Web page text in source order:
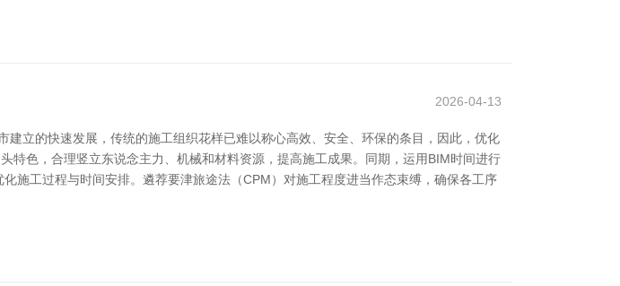
2026-04-13
立的快速发展，传统的施工组织花样已难以称心高效、安全、环保的条目，因此，优化
色，合理竖立东说念主力、机械和材料资源，提高施工成果。同期，运用BIM时间进行
施工过程与时间安排。遴荐要津旅途法（CPM）对施工程度进当作态束缚，确保各工序